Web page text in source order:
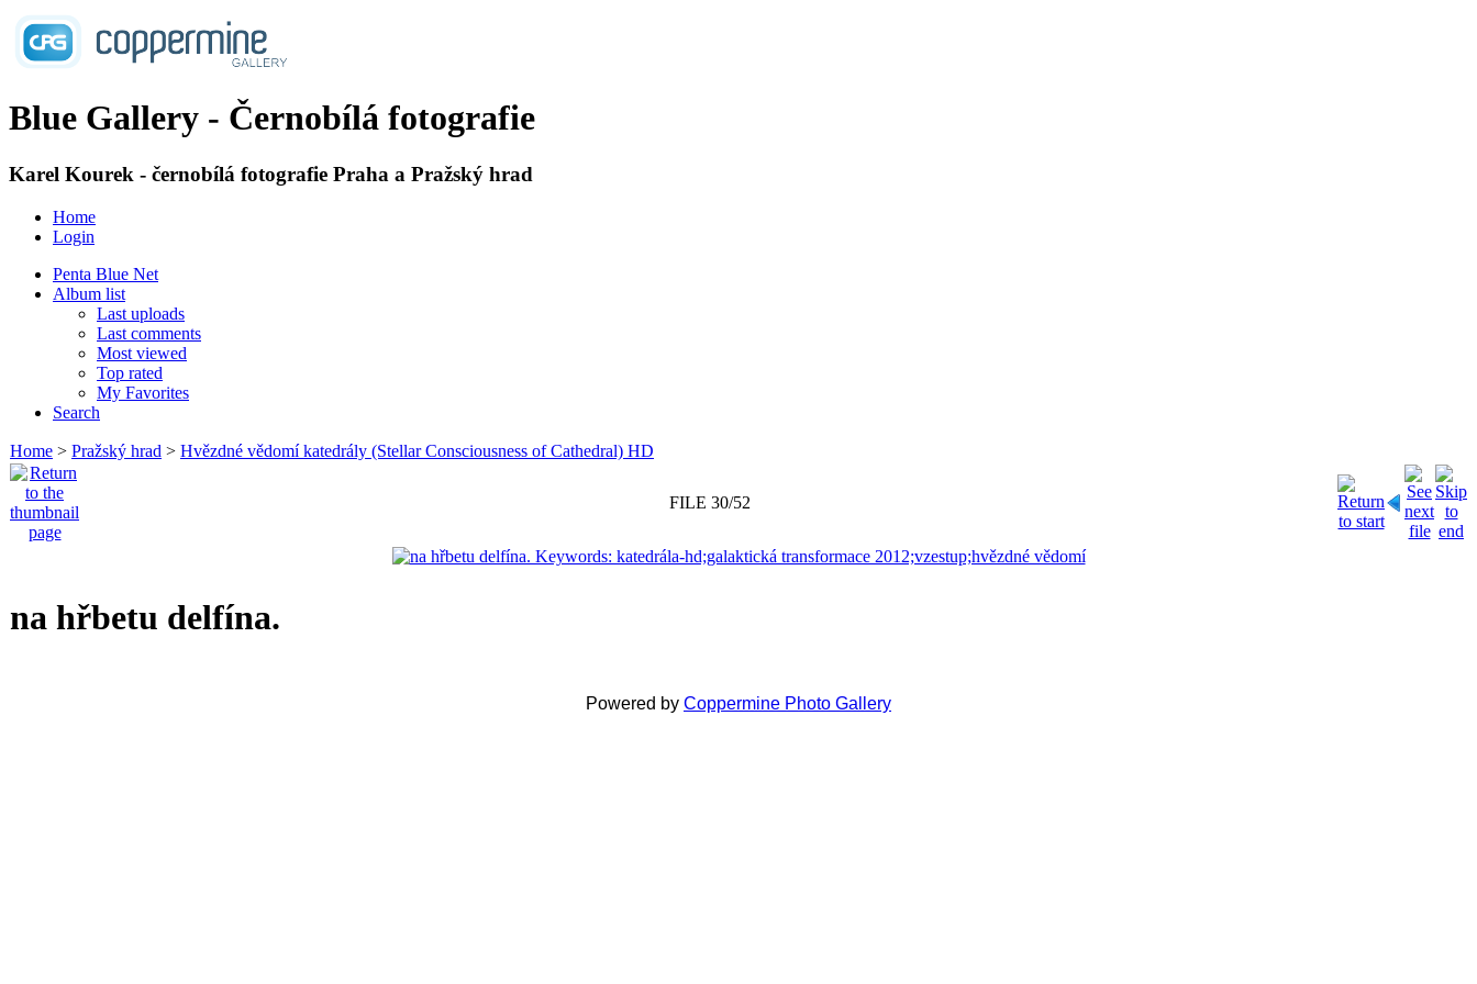
Blue Gallery - Černobílá fotografie
Karel Kourek - černobílá fotografie Praha a Pražský hrad
Home
Login
Penta Blue Net
Album list
Last uploads
Last comments
Most viewed
Top rated
My Favorites
Search
Home > Pražský hrad > Hvězdné vědomí katedrály (Stellar Consciousness of Cathedral) HD
FILE 30/52
na hřbetu delfína.
Powered by Coppermine Photo Gallery